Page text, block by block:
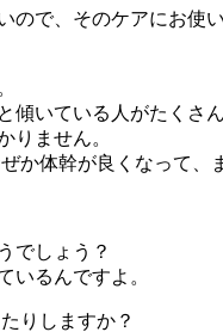
で、そのケアにお使
いている人がたくさん
りません。
か体幹が良くなって、
でしょう？
いるんですよ。
りしますか？